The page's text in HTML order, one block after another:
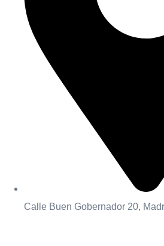
Calle Buen Gobernador 20,